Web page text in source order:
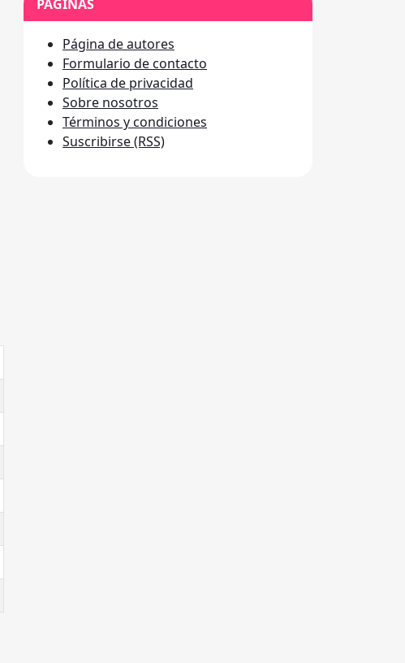
PÁGINAS
Página de autores
Formulario de contacto
Política de privacidad
Sobre nosotros
Términos y condiciones
Suscribirse (RSS)